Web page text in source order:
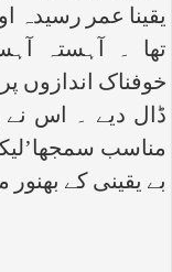
یقینا عمر رسیدہ
تھا ۔ آہستہ
خوفناک اندازوں
ڈال دیے ۔ اس
مناسب
بے یقینی کے بھنور